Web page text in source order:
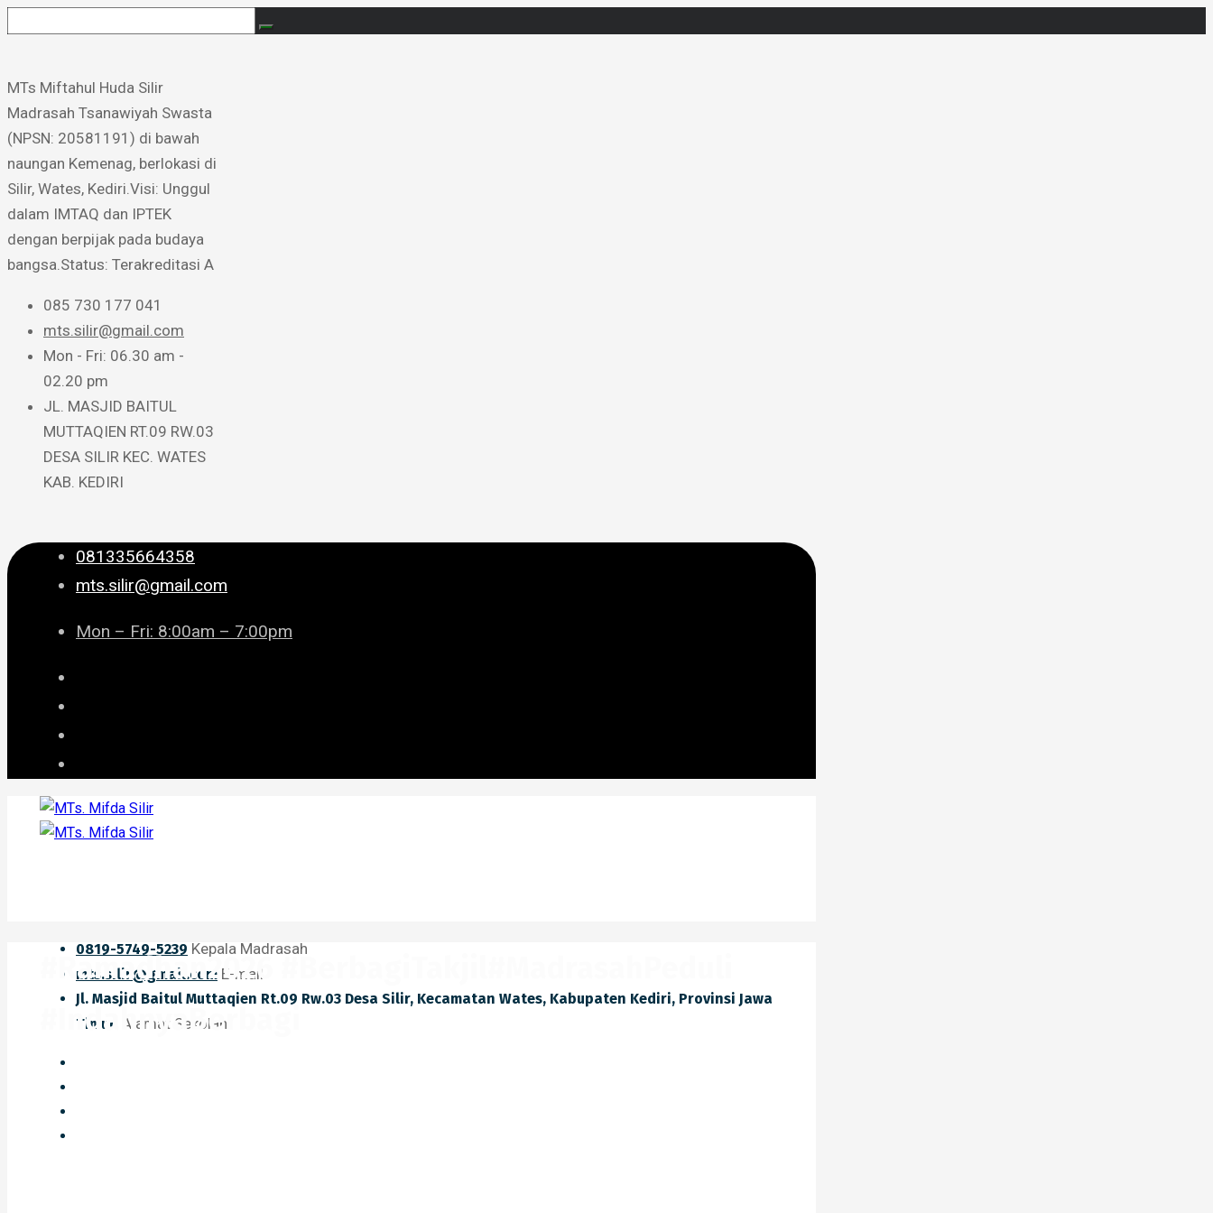
MTs Miftahul Huda Silir ​
Madrasah Tsanawiyah Swasta
(NPSN: 20581191) di bawah
naungan Kemenag, berlokasi di
Silir, Wates, Kediri. ​Visi: Unggul
dalam IMTAQ dan IPTEK
dengan berpijak pada budaya
bangsa. ​Status: Terakreditasi A
085 730 177 041
mts.silir@gmail.com
Mon - Fri: 06.30 am -
02.20 pm
JL. MASJID BAITUL
MUTTAQIEN RT.09 RW.03
DESA SILIR KEC. WATES
KAB. KEDIRI
081335664358
mts.silir@gmail.com
Mon – Fri: 8:00am – 7:00pm
0819-5749-5239 Kepala Madrasah
mts.silir@gmail.com E-mail
Jl. Masjid Baitul Muttaqien Rt.09 Rw.03 Desa Silir, Kecamatan Wates, Kabupaten Kediri, Provinsi Jawa
Timur.
Alamat Sekolah
#Ramadhan2026 #BerbagiTakjil#MadrasahPeduli
#IndahnyaBerbagi